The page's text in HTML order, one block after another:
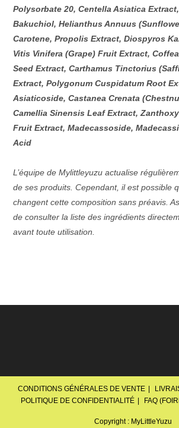
Polysorbate 20, Centella Asiatica
Bakuchiol, Helianthus Annuus
Carotene, Propolis Extract, Diospyros
Vitis Vinifera (Grape) Fruit Extract,
Seed Extract, Carthamus Tinctorius
Extract, Polygonum Cuspidatum Root
Asiaticoside, Castanea Crenata
Camellia Sinensis Leaf Extract,
Fruit Extract, Madecassoside,
Acid
L’équipe de Mylittleyuzu actualise
de ses produits. Cependant, il est possible
changent cette composition sans préavis.
de consulter la liste des ingrédients
avant toute utilisation.
CONDITIONS GÉNÉRALES DE VENTE
POLITIQUE DE CONFIDENTIALITÉ
FAQ
Copyright : MyLittleYuzu